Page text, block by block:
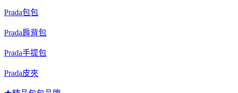
Prada包包
Prada肩背包
Prada手提包
Prada皮夾